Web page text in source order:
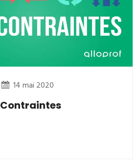
14 mai 2020
Contraintes